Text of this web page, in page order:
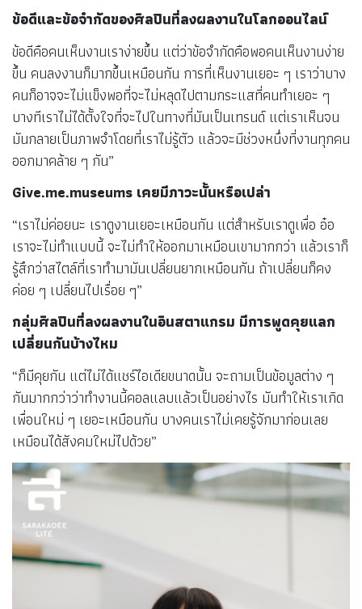
ข้อดีและข้อจำกัดของศิลปินที่ลงผลงานในโลกออนไลน์
ข้อดีคือคนเห็นงานเราง่ายขึ้น แต่ว่าข้อจำกัดคือพอคนเห็นงานง่าย
ขึ้น คนลงงานก็มากขึ้นเหมือนกัน การที่เห็นงานเยอะ ๆ เราว่าบาง
คนก็อาจจะไม่แข็งพอที่จะไม่หลุดไปตามกระแสที่คนทำเยอะ ๆ
บางทีเราไม่ได้ตั้งใจที่จะไปในทางที่มันเป็นเทรนด์ แต่เราเห็นจน
มันกลายเป็นภาพจำโดยที่เราไม่รู้ตัว แล้วจะมีช่วงหนึ่งที่งานทุกคน
ออกมาคล้าย ๆ กัน”
Give.me.museums เคยมีภาวะนั้นหรือเปล่า
“เราไม่ค่อยนะ เราดูงานเยอะเหมือนกัน แต่สำหรับเราดูเพื่อ อ๋อ
เราจะไม่ทำแบบนี้ จะไม่ทำให้ออกมาเหมือนเขามากกว่า แล้วเราก็
รู้สึกว่าสไตล์ที่เราทำมามันเปลี่ยนยากเหมือนกัน ถ้าเปลี่ยนก็คง
ค่อย ๆ เปลี่ยนไปเรื่อย ๆ”
กลุ่มศิลปินที่ลงผลงานในอินสตาแกรม มีการพูดคุยแลก
เปลี่ยนกันบ้างไหม
“ก็มีคุยกัน แต่ไม่ได้แชร์ไอเดียขนาดนั้น จะถามเป็นข้อมูลต่าง ๆ
กันมากกว่าว่าทำงานนี้คอลแลบแล้วเป็นอย่างไร มันทำให้เราเกิด
เพื่อนใหม่ ๆ เยอะเหมือนกัน บางคนเราไม่เคยรู้จักมาก่อนเลย
เหมือนได้สังคมใหม่ไปด้วย”